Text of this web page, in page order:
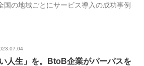
国の地域ごとにサービス導入の成功事例
人生」を。BtoB企業がパーパスを